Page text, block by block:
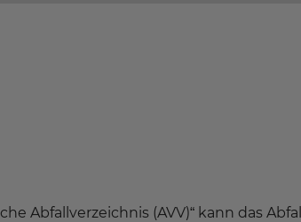
Abfallverzeichnis (AVV)“ kann das